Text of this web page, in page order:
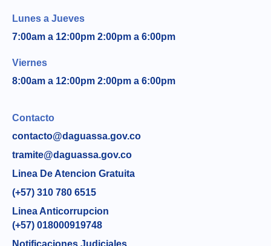
Lunes a Jueves
7:00am a 12:00pm 2:00pm a 6:00pm
Viernes
8:00am a 12:00pm 2:00pm a 6:00pm
Contacto
contacto@daguassa.gov.co
tramite@daguassa.gov.co
Linea De Atencion Gratuita
(+57) 310 780 6515
Linea Anticorrupcion
(+57) 018000919748
Notificaciones Judiciales